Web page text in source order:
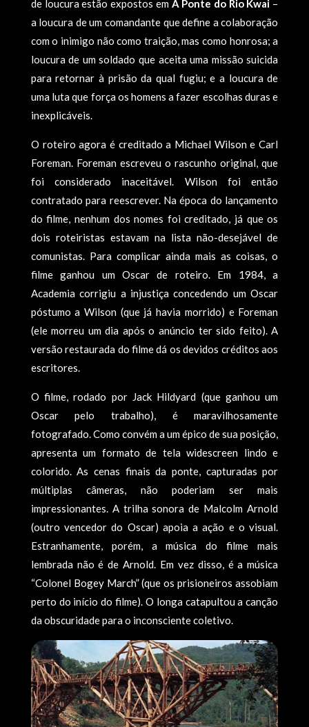
de loucura estão expostos em A Ponte do Rio Kwai –
a loucura de um comandante que define a colaboração
com o inimigo não como traição, mas como honrosa; a
loucura de um soldado que aceita uma missão suicida
para retornar à prisão da qual fugiu; e a loucura de
uma luta que força os homens a fazer escolhas duras e
inexplicáveis.
O roteiro agora é creditado a Michael Wilson e Carl
Foreman. Foreman escreveu o rascunho original, que
foi considerado inaceitável. Wilson foi então
contratado para reescrever. Na época do lançamento
do filme, nenhum dos nomes foi creditado, já que os
dois roteiristas estavam na lista não-desejável de
comunistas. Para complicar ainda mais as coisas, o
filme ganhou um Oscar de roteiro. Em 1984, a
Academia corrigiu a injustiça concedendo um Oscar
póstumo a Wilson (que já havia morrido) e Foreman
(ele morreu um dia após o anúncio ter sido feito). A
versão restaurada do filme dá os devidos créditos aos
escritores.
O filme, rodado por Jack Hildyard (que ganhou um
Oscar pelo trabalho), é maravilhosamente
fotografado. Como convém a um épico de sua posição,
apresenta um formato de tela widescreen lindo e
colorido. As cenas finais da ponte, capturadas por
múltiplas câmeras, não poderiam ser mais
impressionantes. A trilha sonora de Malcolm Arnold
(outro vencedor do Oscar) apoia a ação e o visual.
Estranhamente, porém, a música do filme mais
lembrada não é de Arnold. Em vez disso, é a música
“Colonel Bogey March” (que os prisioneiros assobiam
perto do início do filme). O longa catapultou a canção
da obscuridade para o inconsciente coletivo.